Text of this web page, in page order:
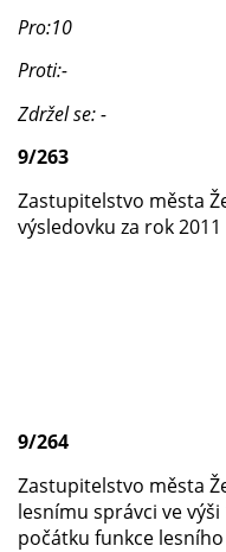
Pro:10
Proti:-
Zdržel se: -
9/263
Zastupitelstvo města
výsledovku za rok
9/264
Zastupitelstvo města
lesnímu správci ve
počátku funkce